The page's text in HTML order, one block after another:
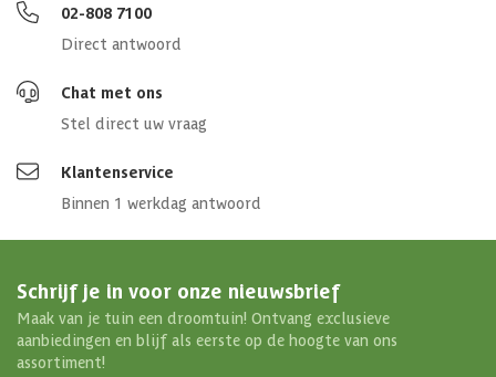
02-808 7100
Direct antwoord
Chat met ons
Stel direct uw vraag
Klantenservice
Binnen 1 werkdag antwoord
Schrijf je in voor onze nieuwsbrief
Maak van je tuin een droomtuin! Ontvang exclusieve
aanbiedingen en blijf als eerste op de hoogte van ons
assortiment!